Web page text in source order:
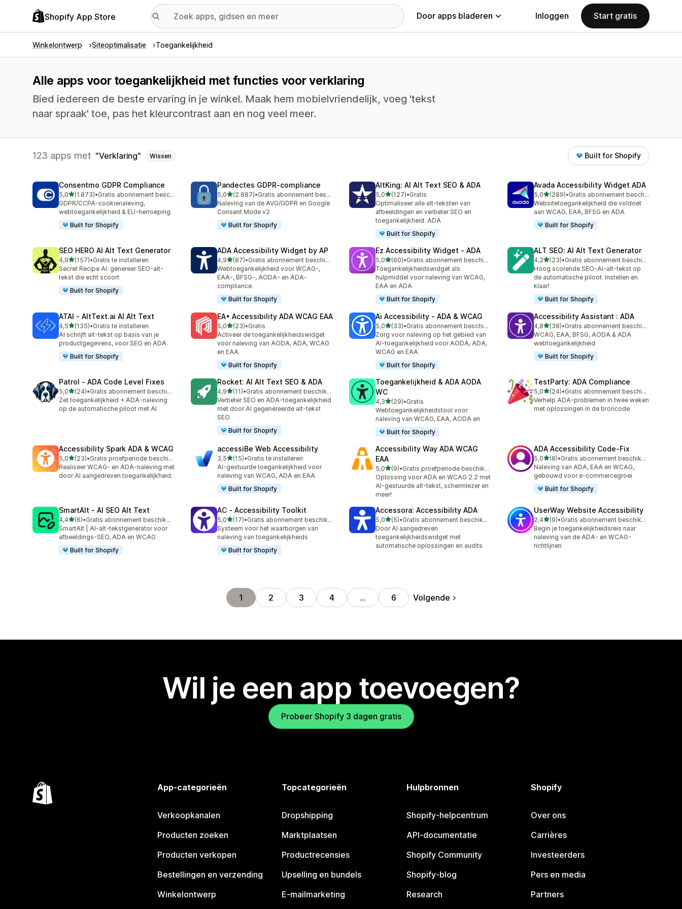
Shopify App Store Door apps bladeren Inloggen Start gratis
Winkelontwerp Siteoptimalisatie Toegankelijkheid
Alle apps voor toegankelijkheid met functies voor verklaring
Bied iedereen de beste ervaring in je winkel. Maak hem mobielvriendelijk, voeg 'tekst
naar spraak' toe, pas het kleurcontrast aan en nog veel meer.
123 apps met Verklaring Wissen Built for Shopify
Consentmo GDPR Compliance
5,0van 5 sterren
(1.873)
1873 recensies in totaal
•
Gratis abonnement beschikbaar
GDPR/CCPA-cookienaleving,
webtoegankelijkheid & EU-herroeping
Built for Shopify
Pandectes GDPR‑compliance
5,0van 5 sterren
(2.887)
2887 recensies in totaal
•
Gratis abonnement beschikbaar
Naleving van de AVG/GDPR en Google
Consent Mode v2
Built for Shopify
AltKing: AI Alt Text SEO & ADA
5,0van 5 sterren
(127)
127 recensies in totaal
•Gratis
Optimaliseer alle alt-teksten van
afbeeldingen en verbeter SEO en
toegankelijkheid: ADA
Built for Shopify
Avada Accessibility Widget ADA
5,0van 5 sterren
(289)
289 recensies in totaal
•
Gratis abonnement beschikbaar
Websitetoegankelijkheid die voldoet
aan WCAG, EAA, BFSG en ADA
Built for Shopify
SEO HERO AI Alt Text Generator
4,9van 5 sterren
(157)
157 recensies in totaal
•Gratis te installeren
Secret Recipe AI: genereer SEO-alt-
tekst die echt scoort
Built for Shopify
ADA Accessibility Widget by AP
4,9van 5 sterren
(87)
87 recensies in totaal
•
Gratis abonnement beschikbaar
Webtoegankelijkheid voor WCAG-,
EAA-, BFSG-, AODA- en ADA-
compliance.
Built for Shopify
Ez Accessibility Widget ‑ ADA
5,0van 5 sterren
(60)
60 recensies in totaal
•
Gratis abonnement beschikbaar
Toegankelijkheidswidget als
hulpmiddel voor naleving van WCAG,
EAA en ADA
Built for Shopify
ALT SEO: AI Alt Text Generator
4,2van 5 sterren
(23)
23 recensies in totaal
•
Gratis abonnement beschikbaar
Hoog scorende SEO-AI-alt-tekst op
de automatische piloot. Instellen en
klaar!
Built for Shopify
ATAI ‑ AltText.ai AI Alt Text
4,5van 5 sterren
(135)
135 recensies in totaal
•Gratis te installeren
AI schrijft alt-tekst op basis van je
productgegevens, voor SEO en ADA.
Built for Shopify
EA• Accessibility ADA WCAG EAA
5,0van 5 sterren
(23)
23 recensies in totaal
•Gratis
Activeer de toegankelijkheidswidget
voor naleving van AODA, ADA, WCAG
en EAA
Built for Shopify
Ai Accessibility ‑ ADA & WCAG
5,0van 5 sterren
(33)
33 recensies in totaal
•
Gratis abonnement beschikbaar
Zorg voor naleving op het gebied van
AI-toegankelijkheid voor AODA, ADA,
WCAG en EAA
Built for Shopify
Accessibility Assistant : ADA
4,8van 5 sterren
(38)
38 recensies in totaal
•
Gratis abonnement beschikbaar
WCAG, EAA, BFSG, AODA & ADA
webtoegankelijkheid
Built for Shopify
Patrol ‑ ADA Code Level Fixes
5,0van 5 sterren
(24)
24 recensies in totaal
•
Gratis abonnement beschikbaar
Zet toegankelijkheid + ADA-naleving
op de automatische piloot met AI
Rocket: AI Alt Text SEO & ADA
4,9van 5 sterren
(11)
11 recensies in totaal
•
Gratis abonnement beschikbaar
Verbeter SEO en ADA-toegankelijkheid
met door AI gegenereerde alt-tekst
SEO
Built for Shopify
Toegankelijkheid & ADA AODA
WC
4,3van 5 sterren
(29)
29 recensies in totaal
•Gratis
Webtoegankelijkheidstool voor
naleving van WCAG, EAA, AODA en
Built for Shopify
TestParty: ADA Compliance
5,0van 5 sterren
(24)
24 recensies in totaal
•
Gratis abonnement beschikbaar
Verhelp ADA-problemen in twee weken
met oplossingen in de broncode
Accessibility Spark ADA & WCAG
5,0van 5 sterren
(23)
23 recensies in totaal
•
Gratis proefperiode beschikbaar
Realiseer WCAG- en ADA-naleving met
door AI aangedreven toegankelijkheid.
accessiBe Web Accessibility
3,5van 5 sterren
(15)
15 recensies in totaal
•Gratis te installeren
AI-gestuurde toegankelijkheid voor
naleving van WCAG, ADA en EAA
Built for Shopify
Accessibility Way ADA WCAG
EAA
5,0van 5 sterren
(9)
9 recensies in totaal
•
Gratis proefperiode beschikbaar
Oplossing voor ADA en WCAG 2.2 met
AI-gestuurde alt-tekst, schermlezer en
meer!
ADA Accessibility Code‑Fix
5,0van 5 sterren
(8)
8 recensies in totaal
•
Gratis abonnement beschikbaar
Naleving van ADA, EAA en WCAG,
gebouwd voor e-commercegroei
Built for Shopify
SmartAlt ‑ AI SEO Alt Text
4,4van 5 sterren
(6)
6 recensies in totaal
•
Gratis abonnement beschikbaar
SmartAlt | AI-alt-tekstgenerator voor
afbeeldings-SEO, ADA en WCAG
Built for Shopify
AC ‑ Accessibility Toolkit
5,0van 5 sterren
(17)
17 recensies in totaal
•
Gratis abonnement beschikbaar
Systeem voor het waarborgen van
naleving van toegankelijkheids
Built for Shopify
Accessora: Accessibility ADA
5,0van 5 sterren
(5)
5 recensies in totaal
•
Gratis abonnement beschikbaar
Door AI aangedreven
toegankelijkheidswidget met
automatische oplossingen en audits
UserWay Website Accessibility
2,4van 5 sterren
(9)
9 recensies in totaal
•
Gratis abonnement beschikbaar
Begin je toegankelijkheidsreis naar
naleving van de ADA- en WCAG-
richtlijnen
1 2 3 4 … 6 Volgende
Wil je een app toevoegen?
Probeer Shopify 3 dagen gratis
App-categorieën
Verkoopkanalen
Producten zoeken
Producten verkopen
Bestellingen en verzending
Winkelontwerp
Topcategorieën
Dropshipping
Marktplaatsen
Productrecensies
Upselling en bundels
E-mailmarketing
Hulpbronnen
Shopify-helpcentrum
API-documentatie
Shopify Community
Shopify-blog
Research
Shopify
Over ons
Carrières
Investeerders
Pers en media
Partners